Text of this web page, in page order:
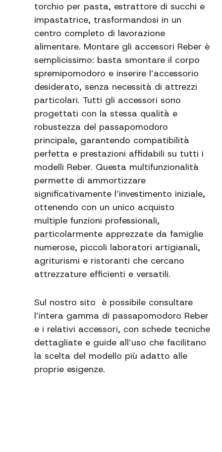
torchio per pasta, estrattore di succhi e
impastatrice, trasformandosi in un
centro completo di lavorazione
alimentare. Montare gli accessori Reber è
semplicissimo: basta smontare il corpo
spremipomodoro e inserire l’accessorio
desiderato, senza necessità di attrezzi
particolari. Tutti gli accessori sono
progettati con la stessa qualità e
robustezza del passapomodoro
principale, garantendo compatibilità
perfetta e prestazioni affidabili su tutti i
modelli Reber. Questa multifunzionalità
permette di ammortizzare
significativamente l’investimento iniziale,
ottenendo con un unico acquisto
multiple funzioni professionali,
particolarmente apprezzate da famiglie
numerose, piccoli laboratori artigianali,
agriturismi e ristoranti che cercano
attrezzature efficienti e versatili.
Sul nostro sito è possibile consultare
l’intera gamma di passapomodoro Reber
e i relativi accessori, con schede tecniche
dettagliate e guide all’uso che facilitano
la scelta del modello più adatto alle
proprie esigenze.